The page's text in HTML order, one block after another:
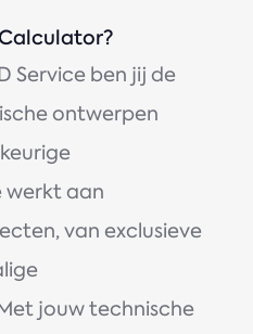
Service ben jij de
ontwerpen
werkt aan
van exclusieve
jouw technische